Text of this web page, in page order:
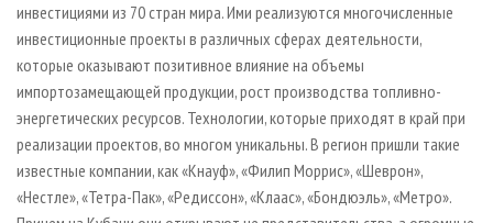
инвестициями из 70 стран мира. Ими реализуются многочисленные
инвестиционные проекты в различных сферах деятельности,
которые оказывают позитивное влияние на объемы
импортозамещающей продукции, рост производства топливно-
энергетических ресурсов. Технологии, которые приходят в край при
реализации проектов, во многом уникальны. В регион пришли такие
известные компании, как «Кнауф», «Филип Моррис», «Шеврон»,
«Нестле», «Тетра-Пак», «Редиссон», «Клаас», «Бондюэль», «Метро».